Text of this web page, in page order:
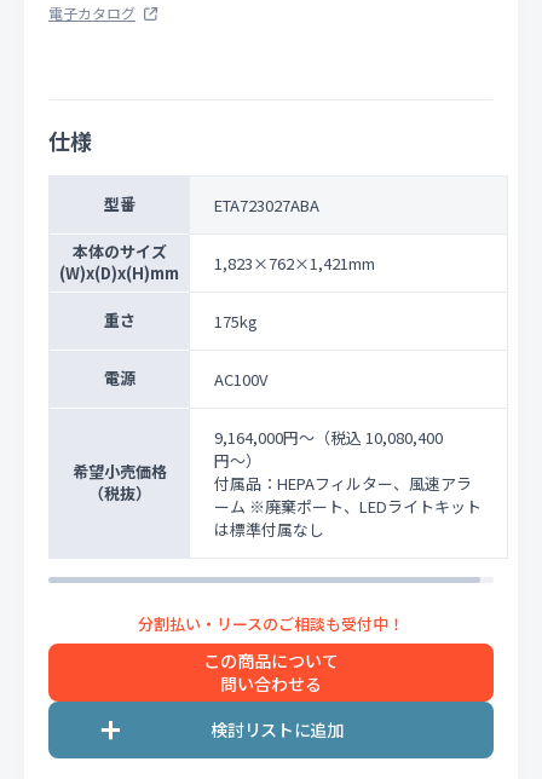
電子カタログ
仕様
型番
ETA723027ABA
本体のサイズ
(W)x(D)x(H)mm
1,823×762×1,421mm
重さ 175kg
電源 AC100V
希望小売価格
（税抜）
9,164,000円〜 （税込 10,080,400
円〜）
付属品：HEPAフィルター、風速アラ
ーム ※廃棄ポート、LEDライトキット
は標準付属なし
この商品について
問い合わせる